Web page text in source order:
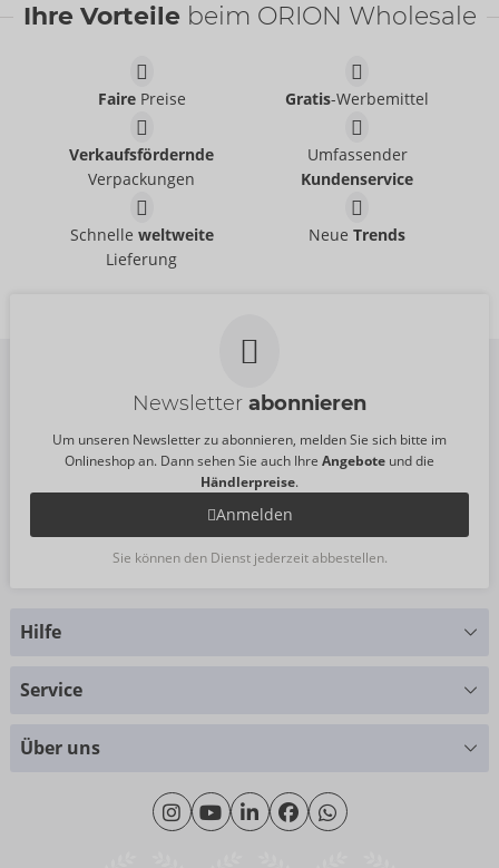
Cottelli LINGERIE- ORION Brand
22157723021
Cottelli LINGERIE- ORION Brand
22157561021
49,95 €
Corsage
- ORION Brand
Corsage
Ihre Vorteile beim ORION Wholesale
FairePreise Gratis-Werbemittel
Verkaufsfördernde
Verpackungen
Umfassender
Kundenservice
Schnelle weltweite
Lieferung
NeueTrends
Newsletter abonnieren
Um unseren Newsletter zu abonnieren, melden Sie sich bitte im
Onlineshop an. Dann sehen Sie auch Ihre Angebote und die
Händlerpreise.
Anmelden
Sie können den Dienst jederzeit abbestellen.
Hilfe
Montag - Donnerstag: 09:00 - 16:00 Uhr
Freitag: 09:00 - 15:00 Uhr
Service
Über uns
Wir über uns
Nachhaltigkeit